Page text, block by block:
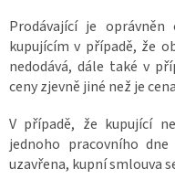
Prodávající je
kupujícím v případě, že
nedodává, dále také v
ceny zjevně jiné než je
V případě, že kupující
jednoho pracovního
uzavřena, kupní smlouva